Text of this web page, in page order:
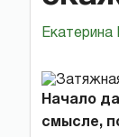
Начало
смысле,